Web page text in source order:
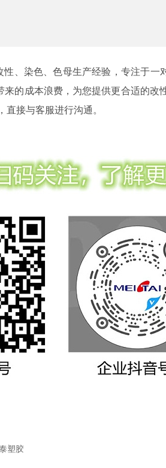
性、染色、色母生产经验，专注于
的成本浪费，为您提供更合适的改
接与客服进行沟通。
塑胶